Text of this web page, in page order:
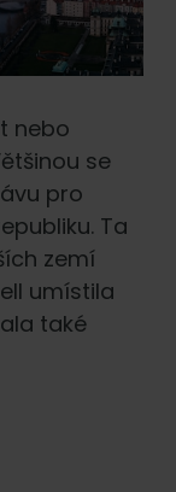
nebo
se
pro
Ta
zemí
umístila
také